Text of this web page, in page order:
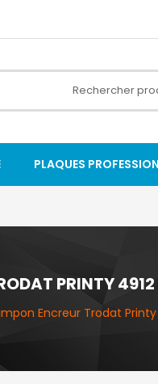
PLAQUES
PRINTY
Encreur Trodat